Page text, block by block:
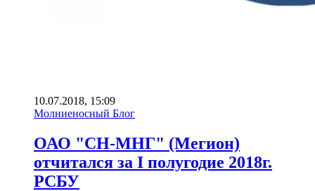
10.07.2018, 15:09
Молниеносный Блог
ОАО "СН-МНГ" (Мегион)
отчитался за I полугодие 2018г.
РСБУ